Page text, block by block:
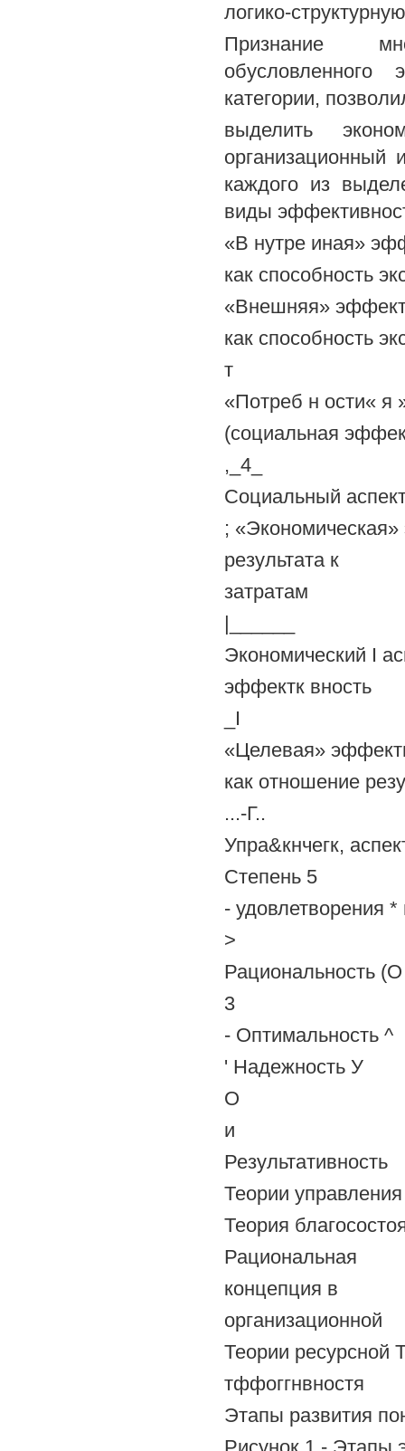
логико-
Признание
обусловленного
категории,
выделить
каждого из
виды
«В нутре иная»
как способность
«Внешняя»
как способность
т
«Потреб н ости« я
(социальная
,_4_
Социальный
;
результата к
затратам
|______
Экономический I
эффектк вность
_I
«Целевая»
как отношение
...-Г..
Упра&кнчегк,
Степень 5
- удовлетворения
>
Рациональность
3
- Оптимальность ^
' Надежность У
О
и
Результативность
Теории управления
Теория
Рациональная
концепция в
организационной
Теории ресурсной
тффоггнвностя
Этапы развития